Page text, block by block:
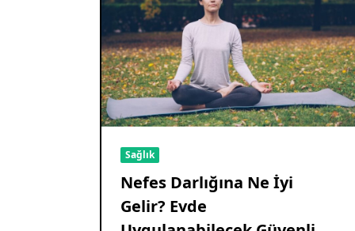
Sağlık
Nefes Darlığına Ne İyi
Gelir? Evde